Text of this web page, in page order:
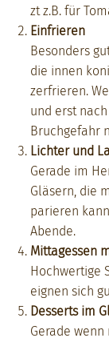
zt z.B. für
Ein­frieren
Beson­ders
die innen
zer­frieren.
und erst
Bruchge­fahr
Lichter und
Ger­ade im
Gläsern, die
pari­eren
Abende.
Mit­tagessen
Hochw­er­tige
eignen sich
Desserts im
Ger­ade